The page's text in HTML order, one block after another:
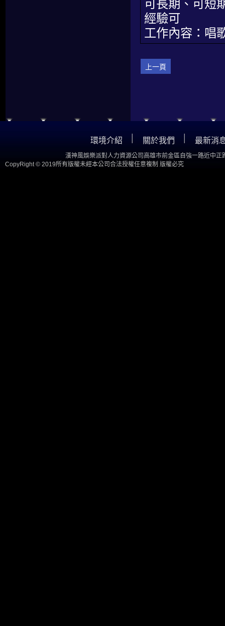
可長期、可短
經驗可
工作內容：唱
上一頁
環境介紹 關於我們 最新消
漢神風娛樂派對人力資源公司高雄市前金區自強一路近中正
CopyRight © 2019所有版權未經本公司合法授權任意複制 版權必究